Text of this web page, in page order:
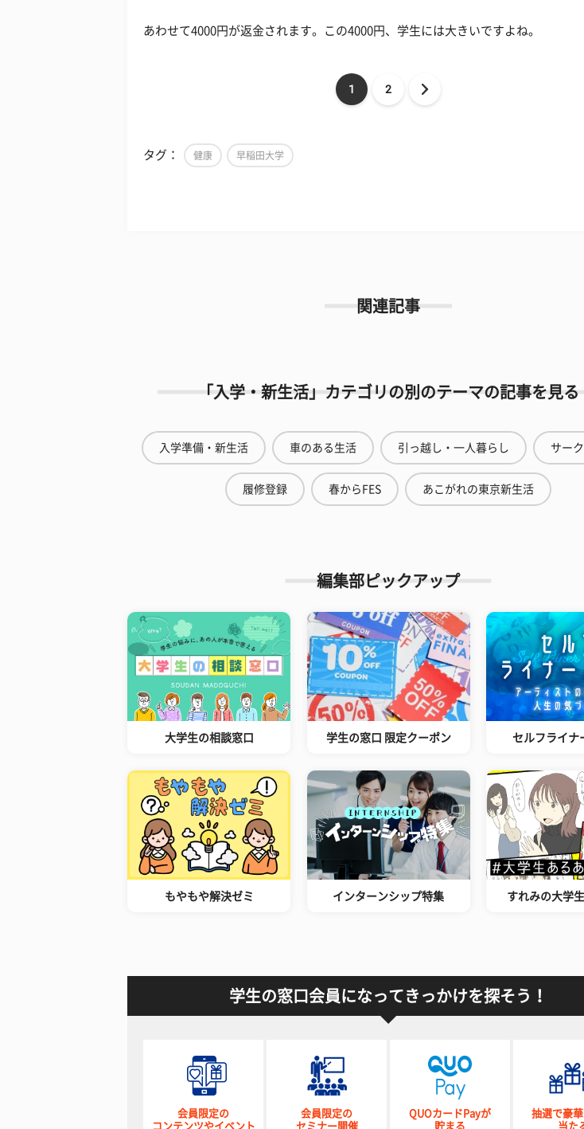
あわせて4000円が返金されます。この4000円、学生には大きいですよね。
1 2
タグ： 健康 早稲田大学
関連記事
「入学・新生活」カテゴリの別のテーマの記事を見る
入学準備・新生活 車のある生活 引っ越し・一人暮らし サー
履修登録 春からFES あこがれの東京新生活
編集部ピックアップ
大学生の相談窓口 学生の窓口 限定クーポン セルフライナ
もやもや解決ゼミ インターンシップ特集 すれみの大学
学生の窓口会員になってきっかけを探そう！
会員限定の
コンテンツやイベント
会員限定の
セミナー開催
QUOカードPayが
貯まる
抽選で豪
当た